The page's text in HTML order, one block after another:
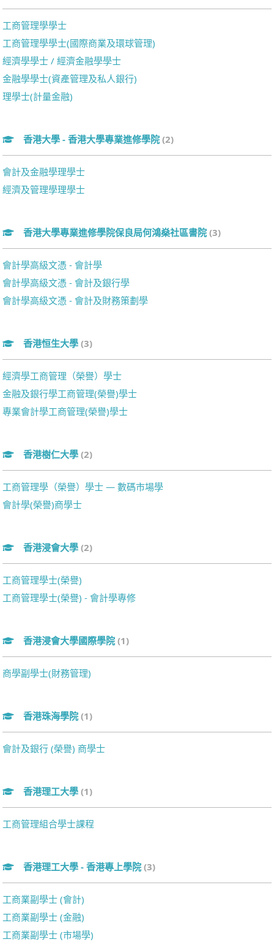
工商管理學學士
工商管理學學士(國際商業及環球管理)
經濟學學士 / 經濟金融學學士
金融學學士(資產管理及私人銀行)
理學士(計量金融)
香港大學 - 香港大學專業進修學院 (2)
會計及金融學理學士
經濟及管理學理學士
香港大學專業進修學院保良局何鴻燊社區書院 (3)
會計學高級文憑 - 會計學
會計學高級文憑 - 會計及銀行學
會計學高級文憑 - 會計及財務策劃學
香港恒生大學 (3)
經濟學工商管理（榮譽）學士
金融及銀行學工商管理(榮譽)學士
專業會計學工商管理(榮譽)學士
香港樹仁大學 (2)
工商管理學（榮譽）學士 — 數碼市場學
會計學(榮譽)商學士
香港浸會大學 (2)
工商管理學士(榮譽)
工商管理學士(榮譽) - 會計學專修
香港浸會大學國際學院 (1)
商學副學士(財務管理)
香港珠海學院 (1)
會計及銀行 (榮譽) 商學士
香港理工大學 (1)
工商管理組合學士課程
香港理工大學 - 香港專上學院 (3)
工商業副學士 (會計)
工商業副學士 (金融)
工商業副學士 (市場學)